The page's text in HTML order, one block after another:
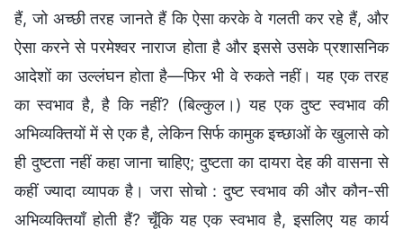
हैं, जो अच्छी तरह जानते हैं कि ऐसा करके वे गलती कर रहे हैं, और
ऐसा करने से परमेश्वर नाराज होता है और इससे उसके प्रशासनिक
आदेशों का उल्लंघन होता है—फिर भी वे रुकते नहीं। यह एक तरह
का स्वभाव है, है कि नहीं? (बिल्कुल।) यह एक दुष्ट स्वभाव की
अभिव्यक्तियों में से एक है, लेकिन सिर्फ कामुक इच्छाओं के खुलासे को
ही दुष्टता नहीं कहा जाना चाहिए; दुष्टता का दायरा देह की वासना से
कहीं ज्यादा व्यापक है। जरा सोचो : दुष्ट स्वभाव की और कौन-सी
अभिव्यक्तियाँ होती हैं? चूँकि यह एक स्वभाव है, इसलिए यह कार्य